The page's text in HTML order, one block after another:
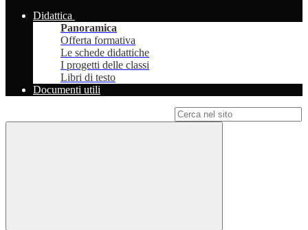
Didattica
Panoramica
Offerta formativa
Le schede didattiche
I progetti delle classi
Libri di testo
Documenti utili